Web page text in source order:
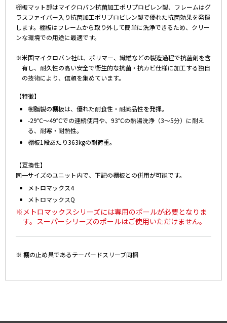
棚板マット部はマイクロバン抗菌加工ポリプロピレン製、フレームはグ
ラスファイバー入り抗菌加工ポリプロピレン製で優れた抗菌効果を発揮
します。棚板はフレームから取り外して簡単に洗浄できるため、クリー
ンな環境での用途に最適です。
※米国マイクロバン社は、ポリマー、繊維などの製造過程で抗菌剤を含
有し、耐久性の高い安全で衛生的な抗菌・抗カビ仕様に加工する独自
の技術により、信頼を集めています。
【特徴】
樹脂製の棚板は、優れた耐食性・耐薬品性を発揮。
-29℃～49℃での連続使用や、93℃の熱湯洗浄（3～5分）に耐え
る、耐寒・耐熱性。
棚板1段あたり363kgの耐荷重。
【互換性】
同一サイズのユニット内で、下記の棚板との併用が可能です。
メトロマックス4
メトロマックスQ
※メトロマックスシリーズには専用のポールが必要となりま
す。スーパーシリーズのポールはご使用いただけません。
※ 棚の止め具であるテーパードスリーブ同梱